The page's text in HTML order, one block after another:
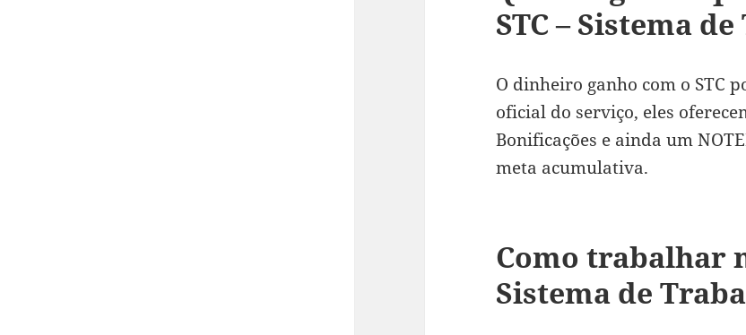
STC – Sistema
O dinheiro ganho com o STC
oficial do serviço, eles
Bonificações e ainda um
meta acumulativa.
Como trabalhar
Sistema de